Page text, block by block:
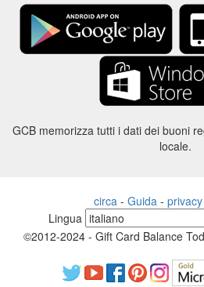
GCB memorizza tutti i dati dei buoni
locale.
circa - Guida - privacy
Lingua
©2012-2024 - Gift Card Balance